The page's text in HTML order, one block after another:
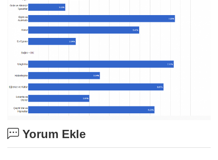
Yorum Ekle